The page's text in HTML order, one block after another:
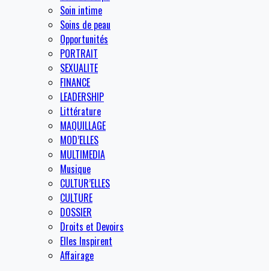
Soin intime
Soins de peau
Opportunités
PORTRAIT
SEXUALITE
FINANCE
LEADERSHIP
Littérature
MAQUILLAGE
MOD’ELLES
MULTIMEDIA
Musique
CULTUR’ELLES
CULTURE
DOSSIER
Droits et Devoirs
Elles Inspirent
Affairage